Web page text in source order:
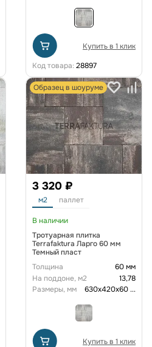
Купить в 1 клик
Код товара: 28897
Образец в шоуруме
3 320 ₽
м2 паллет
В наличии
Тротуарная плитка
Terrafaktura Ларго 60 мм
Темный пласт
Толщина
60 мм
На поддоне, м2
13,78
Размеры, мм
630х420х60...
Купить в 1 клик